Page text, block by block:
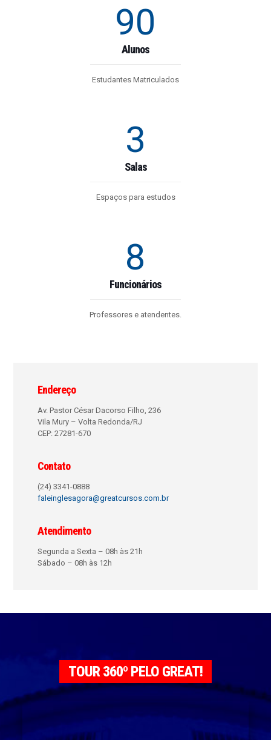
90
Alunos
Estudantes Matriculados
3
Salas
Espaços para estudos
8
Funcionários
Professores e atendentes.
Endereço
Av. Pastor César Dacorso Filho, 236
Vila Mury – Volta Redonda/RJ
CEP: 27281-670
Contato
(24) 3341-0888
faleinglesagora@greatcursos.com.br
Atendimento
Segunda a Sexta – 08h às 21h
Sábado – 08h às 12h
TOUR 360º PELO GREAT!